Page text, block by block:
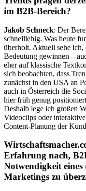
im B2B-Bereich?
Jakob Schneck: Der
schnelllebig. Was heute
überholt. Aktuell sehe ich,
Bedeutung gewinnen –
eher auf klassische
sich beobachten, dass
zunächst in den USA an
auch in Österreich die
hier früh genug
Deshalb lege ich großen
Videoclips oder
Content-Planung der
Erfahrung nach,
Notwendigkeit eines
Marketings zu